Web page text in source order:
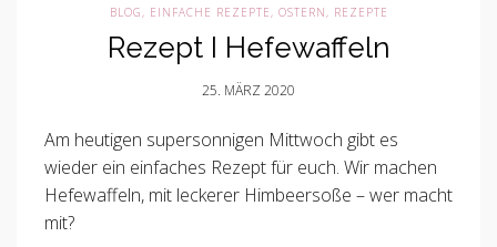
BLOG, EINFACHE REZEPTE, OSTERN, REZEPTE
Rezept I Hefewaffeln
25. MÄRZ 2020
Am heutigen supersonnigen Mittwoch gibt es
wieder ein einfaches Rezept für euch. Wir machen
Hefewaffeln, mit leckerer Himbeersoße – wer macht
mit?